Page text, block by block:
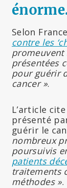
énorme
Selon
contre les
présentées
pour guérir
cancer ».
L’article
présenté
guérir le
nombreux
poursuivis
patients
traitements
méthodes ».